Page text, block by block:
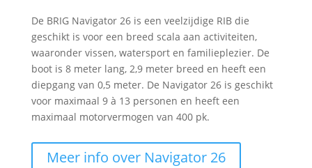
De BRIG Navigator 26 is een veelzijdige RIB die
geschikt is voor een breed scala aan activiteiten,
waaronder vissen, watersport en familieplezier. De
boot is 8 meter lang, 2,9 meter breed en heeft een
diepgang van 0,5 meter. De Navigator 26 is geschikt
voor maximaal 9 à 13 personen en heeft een
maximaal motorvermogen van 400 pk.
Meer info over Navigator 26